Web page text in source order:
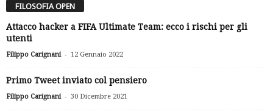
FILOSOFIA OPEN
Attacco hacker a FIFA Ultimate Team: ecco i rischi per gli
utenti
Filippo Carignani - 12 Gennaio 2022
Primo Tweet inviato col pensiero
Filippo Carignani - 30 Dicembre 2021